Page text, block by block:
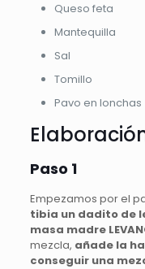
Queso feta
Mantequilla
Sal
Tomillo
Pavo en lonchas
Paso 1
Empezamos por el
tibia un dadito de
masa madre
mezcla, añade la
conseguir una